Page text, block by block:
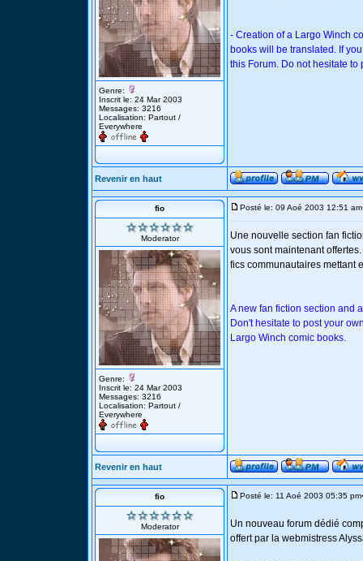
Genre:
Inscrit le: 24 Mar 2003
Messages: 3216
Localisation: Partout /
Everywhere
- Creation of a Largo Winch
books will be translated. If
this Forum. Do not hesitate to
Revenir en haut
fio
Moderator
Genre:
Inscrit le: 24 Mar 2003
Messages: 3216
Localisation: Partout /
Everywhere
Posté le: 09 Aoé 2003 12:51 am
Une nouvelle section fan
vous sont maintenant
fics communautaires mettant
A new fan fiction section and
Don't hesitate to post your
Largo Winch comic books.
Revenir en haut
fio
Moderator
Posté le: 11 Aoé 2003 05:35 pm
Un nouveau forum dédié
offert par la webmistress